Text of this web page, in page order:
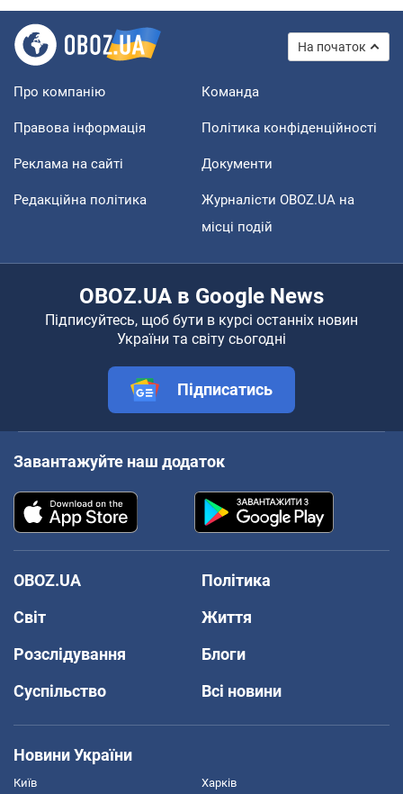
На початок
Про компанію Команда
Правова інформація Політика конфіденційності
Реклама на сайті Документи
Редакційна політика
Журналісти OBOZ.UA на
місці подій
OBOZ.UA в Google News
Підписуйтесь, щоб бути в курсі останніх новин
України та світу сьогодні
Підписатись
Завантажуйте наш додаток
OBOZ.UA
Політика
Світ
Життя
Розслідування
Блоги
Суспільство
Всі новини
Новини України
Київ Харків